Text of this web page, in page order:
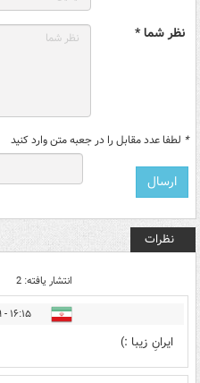
نظر شما *
* لطفا عدد مقابل را در جعبه متن وارد کنید
نظرات
انتشار یافته: 2
۱۶:۱۵ - ۱۳۹۸/۱۲/۲۹
ایرانِ زیبا :)